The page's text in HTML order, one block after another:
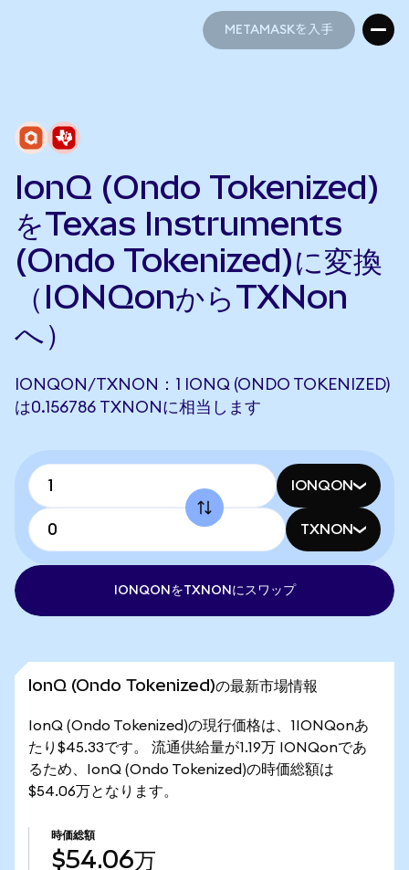
METAMASKを入手
IonQ (Ondo Tokenized)
をTexas Instruments
(Ondo Tokenized)に変換
（IONQonからTXNon
へ）
IONQON/TXNON：1 IONQ (ONDO TOKENIZED)
は0.156786 TXNONに相当します
IONQON
TXNON
IONQONをTXNONにスワップ
IonQ (Ondo Tokenized)の最新市場情報
IonQ (Ondo Tokenized)の現行価格は、1IONQonあ
たり$45.33です。 流通供給量が1.19万 IONQonであ
るため、IonQ (Ondo Tokenized)の時価総額は
$54.06万となります。
時価総額
$54.06万